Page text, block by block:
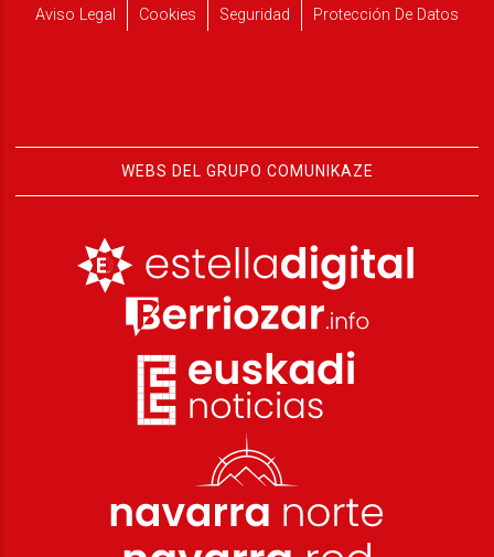
Aviso Legal
Cookies Seguridad Protección De Datos
WEBS DEL GRUPO COMUNIKAZE